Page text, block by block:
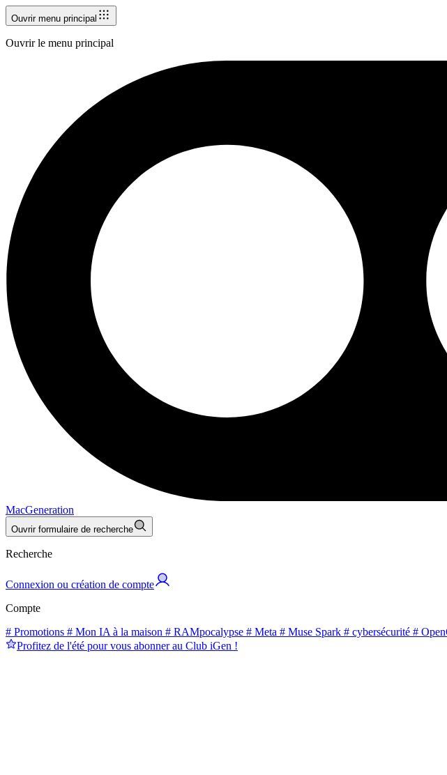
Ouvrir menu principal
Ouvrir le menu principal
MacGeneration
Ouvrir formulaire de recherche
Recherche
Connexion ou création de compte
Compte
# Promotions # Mon IA à la maison # RAMpocalypse # Meta # Muse Spark # cybersécurité #
Profitez de l'été pour vous abonner au Club iGen !